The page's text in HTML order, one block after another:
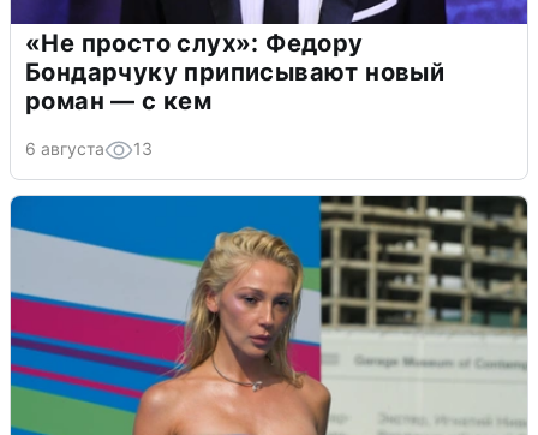
«Не просто слух»: Федору
Бондарчуку приписывают новый
роман — с кем
6 августа 13